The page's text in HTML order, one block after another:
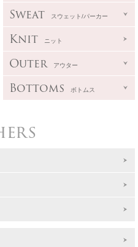
Sweat スウェット/パーカー
Knit ニット
Outer アウター
Bottoms ボトムス